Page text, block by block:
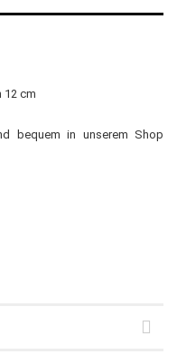
12 cm
bequem in unserem Shop